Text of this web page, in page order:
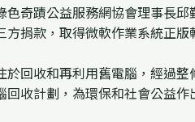
色奇蹟公益服務網協會理事長
方捐款，取得微軟作業系統正
於回收和再利用舊電腦，經過
回收計劃，為環保和社會公益作